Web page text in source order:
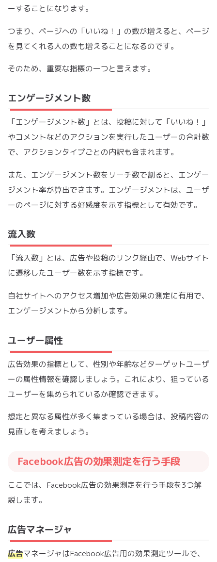
ーすることになります。
つまり、ページへの「いいね！」の数が増えると、ページ
を見てくれる人の数も増えることになるのです。
そのため、重要な指標の一つと言えます。
エンゲージメント数
「エンゲージメント数」とは、投稿に対して「いいね！」
やコメントなどのアクションを実行したユーザーの合計数
で、アクションタイプごとの内訳も含まれます。
また、エンゲージメント数をリーチ数で割ると、エンゲー
ジメント率が算出できます。エンゲージメントは、ユーザ
ーのページに対する好感度を示す指標として有効です。
流入数
「流入数」とは、広告や投稿のリンク経由で、Webサイト
に遷移したユーザー数を示す指標です。
自社サイトへのアクセス増加や広告効果の測定に有用で、
エンゲージメントから分析します。
ユーザー属性
広告効果の指標として、性別や年齢などターゲットユーザ
ーの属性情報を確認しましょう。これにより、狙っている
ユーザーを集められているか確認できます。
想定と異なる属性が多く集まっている場合は、投稿内容の
見直しを考えましょう。
Facebook広告の効果測定を行う手段
ここでは、Facebook広告の効果測定を行う手段を3つ解
説します。
広告マネージャ
広告マネージャはFacebook広告用の効果測定ツールで、